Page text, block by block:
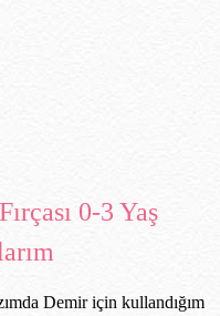
0-3 Yaş
Demir için kullandığım